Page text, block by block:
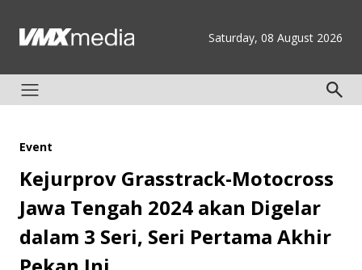
Saturday, 08 August 2026
Event
Kejurprov Grasstrack-Motocross
Jawa Tengah 2024 akan Digelar
dalam 3 Seri, Seri Pertama Akhir